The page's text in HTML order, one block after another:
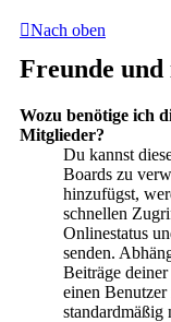
Nach oben
Freunde
Wozu benötige ich
Mitglieder?
Du kannst
Boards zu
hinzufügst,
schnellen
Onlinestatus
senden.
Beiträge
einen
standardmäßig